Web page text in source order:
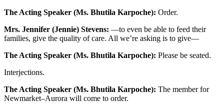
The Acting Speaker (Ms. Bhutila Karpoche): Order.
Mrs. Jennifer (Jennie) Stevens: —to even be able to feed their
families, give the quality of care. All we’re asking is to give—
The Acting Speaker (Ms. Bhutila Karpoche): Please be seated.
Interjections.
The Acting Speaker (Ms. Bhutila Karpoche): The member for
Newmarket–Aurora will come to order.